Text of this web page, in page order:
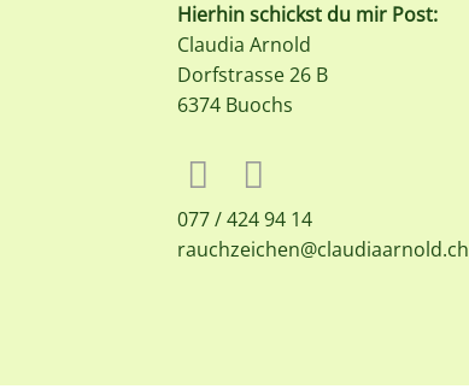
Hierhin schickst du mir Post:
Claudia Arnold
Dorfstrasse 26 B
6374 Buochs
077 / 424 94 14
rauchzeichen@claudiaarnold.ch